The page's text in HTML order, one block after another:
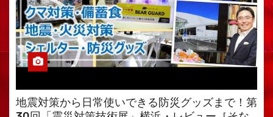
地震対策から日常使いできる防災グッズまで！第